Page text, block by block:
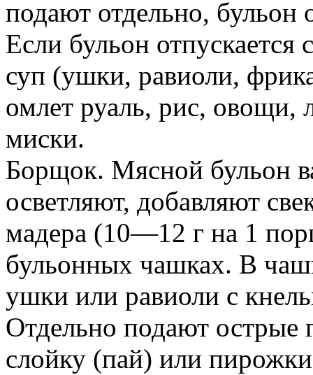
подают отдельно,
Если бульон отпускается
суп (ушки, равиоли,
омлет руаль, рис, овощи,
миски.
Борщок. Мясной бульон
осветляют, добавляют
мадера (10—12 г на 1
бульонных чашках. В
ушки или равиоли с
Отдельно подают острые
слойку (пай) или